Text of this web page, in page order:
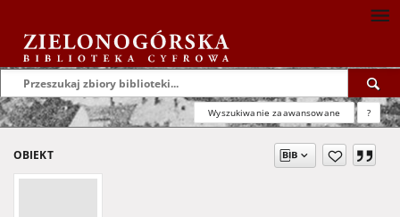
Wyszukiwanie zaawansowane ?
OBIEKT